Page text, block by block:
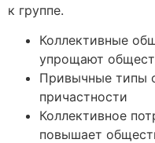
к группе.
Коллективные
упрощают
Привычные типы
причастности
Коллективное
повышает